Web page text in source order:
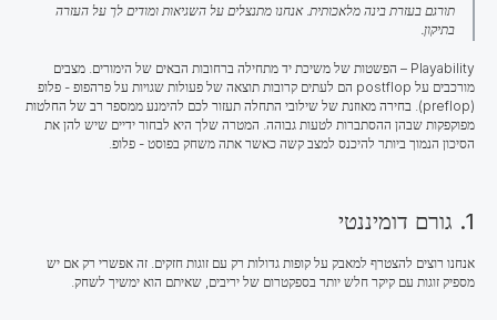
תורגם בעזרת בינה מלאכותית. אנחנו מתנצלים על השגיאות ומודים לך על העזרה
בתיקון.
Playability – הפשטות של משיכת יד מתחילה ברחובות הבאים של הימורים. מצבים
מורכבים על postflop הם לעתים קרובות תוצאה של פעולות שגויות על פרהפופ - פלופ
(preflop). בחירה מאוזנת של שילובי התחלה תעזור לכם להימנע ממספר רב של החלטות
מפוקפקות שבהן ההסתברות לטעות גבוהה. המטרה שלך היא לבחור ידיים שיש להן את
הסיכון הנמוך ביותר להיכנס למצב קשה כאשר אתה משחק בפוסט - פלופ.
1. גורם דומיננטי
אנחנו רוצים להצטרף למאבק על קופות גדולות רק עם זוגות חזקים. זה אפשרי רק אם יש
מספיק זוגות עם קיקר חלש יותר בספקטרום של יריבים, שאיתם הוא ימשיך לשחק.